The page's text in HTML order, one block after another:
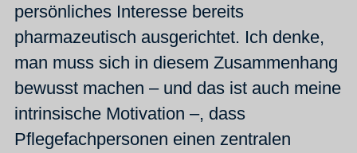
persönliches Interesse bereits
pharmazeutisch ausgerichtet. Ich denke,
man muss sich in diesem Zusammenhang
bewusst machen – und das ist auch meine
intrinsische Motivation –, dass
Pflegefachpersonen einen zentralen